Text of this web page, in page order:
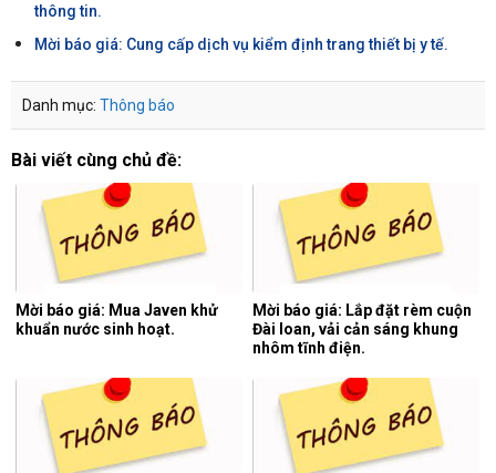
thông tin.
Mời báo giá: Cung cấp dịch vụ kiểm định trang thiết bị y tế.
Danh mục: Thông báo
Bài viết cùng chủ đề:
Mời báo giá: Mua Javen khử
khuẩn nước sinh hoạt.
Mời báo giá: Lắp đặt rèm cuộn
Đài loan, vải cản sáng khung
nhôm tĩnh điện.